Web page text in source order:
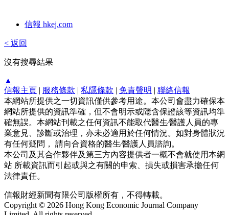
信報 hkej.com
< 返回
沒有搜尋結果
▲
信報主頁 | 服務條款 | 私隱條款 | 免責聲明 | 聯絡信報
本網站所提供之一切資訊僅供參考用途。本公司會盡力確保本
網站所提供的資訊準確，但不會明示或隱含保證該等資訊均準
確無誤。本網站刊載之任何資訊不能取代醫生∕醫護人員的專
業意見、診斷或治理，亦未必適用於任何情況。如對身體狀況
有任何疑問， 請向合資格的醫生∕醫護人員諮詢。
本公司及其合作夥伴及第三方內容提供者一概不會就使用本網
站 所載資訊而引起或與之有關的申索、損失或損害承擔任何
法律責任。
信報財經新聞有限公司版權所有，不得轉載。
Copyright © 2026 Hong Kong Economic Journal Company